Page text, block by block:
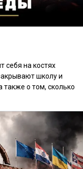
себя на костях
школу и
также о том, сколько